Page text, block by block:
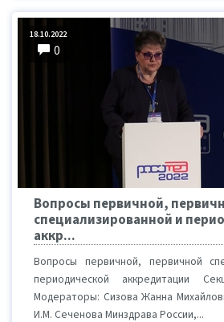
18.10.2022
0
Вопросы первичной,
специализированной и
аккр...
Вопросы первичной, первичной
периодической аккредитации
Модераторы: Сизова Жанна
И.М. Сеченова Минздрава России,...